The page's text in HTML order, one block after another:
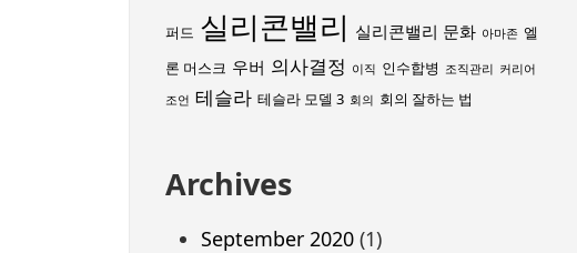
퍼드 실리콘밸리 실리콘밸리 문화 아마존 엘
론 머스크 우버 의사결정 이직 인수합병 조직관리 커리어
조언 테슬라 테슬라 모델 3 회의 회의 잘하는 법
Archives
September 2020(1)